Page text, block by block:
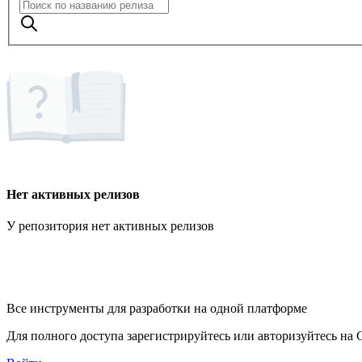
Нет активных релизов
У репозитория нет активных релизов
Все инструменты для разработки на одной платформе
Для полного доступа зарегистрируйтесь или авторизуйтесь на